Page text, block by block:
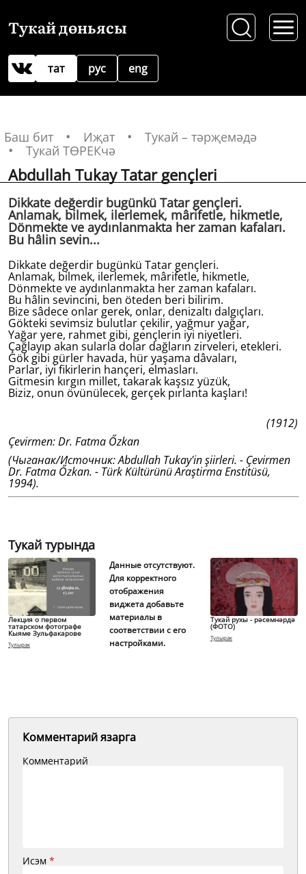
Тукай дөньясы
рус
тат eng
Баш бит Иҗат
Тукай – тәрҗемәдә
Тукай ТӨРЕКчә
Abdullah Tukay Tatar gençleri
Dikkate değerdir bugünkü Tatar gençleri.
Anlamak, bilmek, ilerlemek, mârifetle, hikmetle,
Dönmekte ve aydınlanmakta her zaman kafaları.
Bu hâlin sevin...
Dikkate değerdir bugünkü Tatar gençleri.
Anlamak, bilmek, ilerlemek, mârifetle, hikmetle,
Dönmekte ve aydınlanmakta her zaman kafaları.
Bu hâlin sevincini, ben öteden beri bilirim.
Bize sâdece onlar gerek, onlar, denizaltı dalgıçları.
Gökteki sevimsiz bulutlar çekilir, yağmur yağar,
Yağar yere, rahmet gibi, gençlerin iyi niyetleri.
Çağlayıp akan sularla dolar dağların zirveleri, etekleri.
Gök gibi gürler havada, hür yaşama dâvaları,
Parlar, iyi fikirlerin hançeri, elmasları.
Gitmesin kırgın millet, takarak kaşsız yüzük,
Biziz, onun övünülecek, gerçek pırlanta kaşları!
(1912)
Çevirmen: Dr. Fatma Őzkan
(Чыганак/Источник: Abdullah Tukay'in şiirleri. - Çevirmen
Dr. Fatma Őzkan. - Türk Kültürünü Araştirma Enstitüsü,
1994).
Тукай турында
Лекция о первом
татарском фотографе
Кыяме Зульфакарове
Тулырак
Данные отсутствуют.
Для корректного
отображения
виджета добавьте
материалы в
соответствии с его
настройками.
Тукай рухы - рәсемнәрдә
(ФОТО)
Тулырак
Комментарий язарга
Комментарий
Исэм *